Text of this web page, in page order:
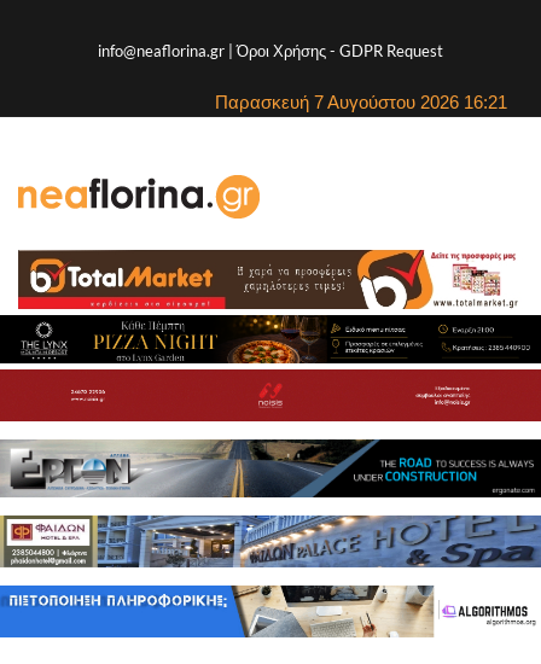
info@neaflorina.gr |Όροι Χρήσης- GDPR Request
Παρασκευή 7 Αυγούστου 2026 16:21